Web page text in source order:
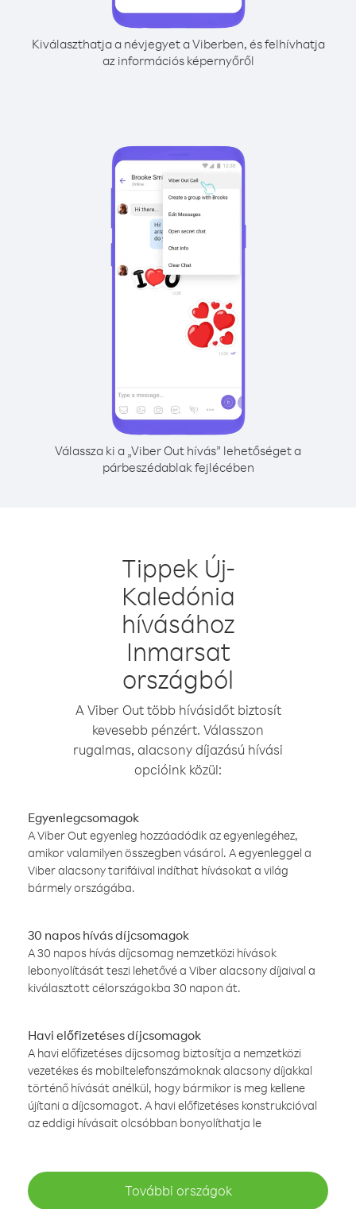
Kiválaszthatja a névjegyet a Viberben, és felhívhatja
az információs képernyőről
Válassza ki a „Viber Out hívás” lehetőséget a
párbeszédablak fejlécében
Tippek Új-
Kaledónia
hívásához
Inmarsat
országból
A Viber Out több hívásidőt biztosít
kevesebb pénzért. Válasszon
rugalmas, alacsony díjazású hívási
opcióink közül:
Egyenlegcsomagok
A Viber Out egyenleg hozzáadódik az egyenlegéhez,
amikor valamilyen összegben vásárol. A egyenleggel a
Viber alacsony tarifáival indíthat hívásokat a világ
bármely országába.
30 napos hívás díjcsomagok
A 30 napos hívás díjcsomag nemzetközi hívások
lebonyolítását teszi lehetővé a Viber alacsony díjaival a
kiválasztott célországokba 30 napon át.
Havi előfizetéses díjcsomagok
A havi előfizetéses díjcsomag biztosítja a nemzetközi
vezetékes és mobiltelefonszámoknak alacsony díjakkal
történő hívását anélkül, hogy bármikor is meg kellene
újítani a díjcsomagot. A havi előfizetéses konstrukcióval
az eddigi hívásait olcsóbban bonyolíthatja le
További országok